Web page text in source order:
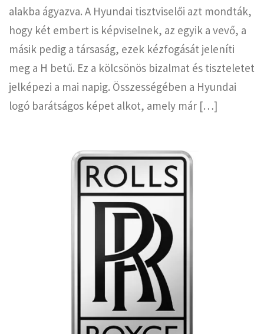
alakba ágyazva. A Hyundai tisztviselői azt mondták,
hogy két embert is képviselnek, az egyik a vevő, a
másik pedig a társaság, ezek kézfogását jeleníti
meg a H betű. Ez a kölcsönös bizalmat és tiszteletet
jelképezi a mai napig. Összességében a Hyundai
logó barátságos képet alkot, amely már […]